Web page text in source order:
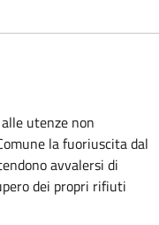
utenze non
la fuoriuscita dal
avvalersi di
dei propri rifiuti